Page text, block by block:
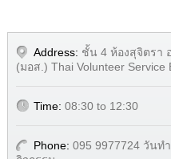
Address: ชั้น 4 ห้องสุจิตรา
(มอส.) Thai Volunteer Service
Time: 08:30 to 12:30
Phone: 095 9977724 วันท